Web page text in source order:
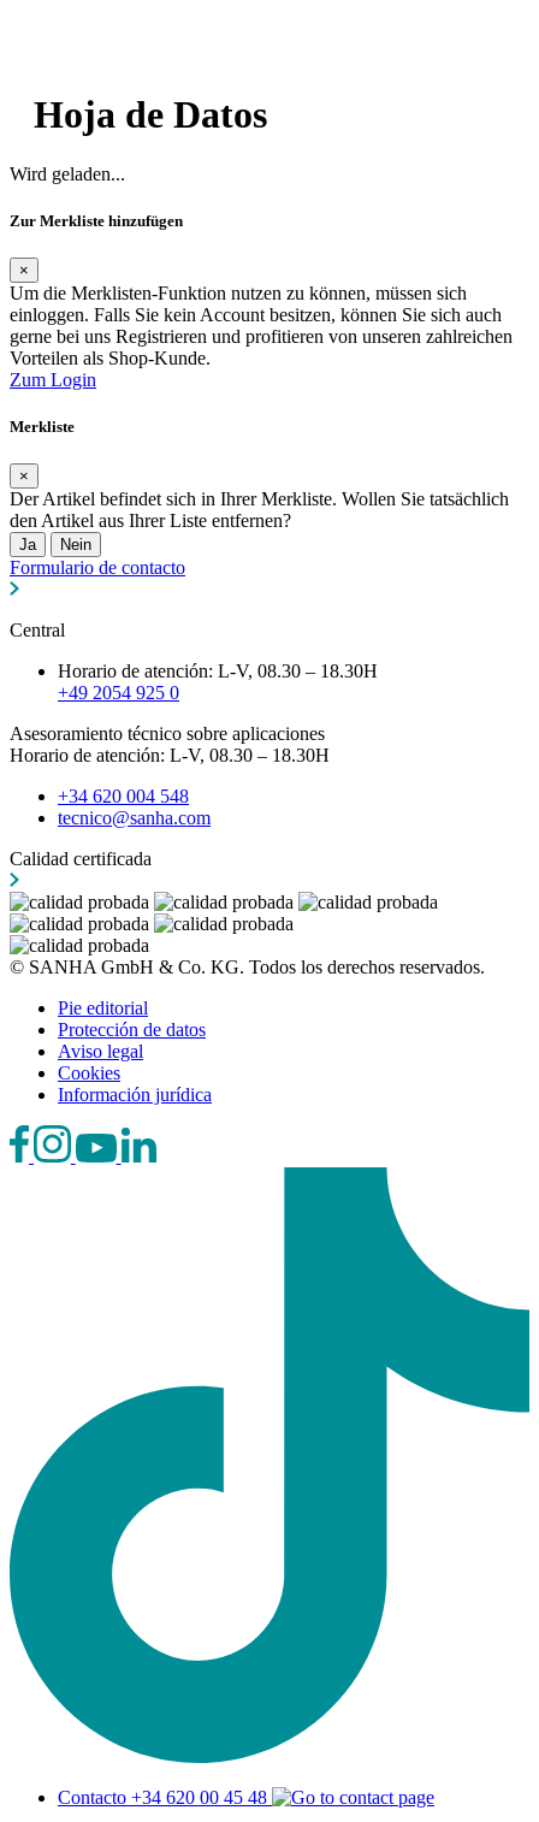
Hoja de Datos
Wird geladen...
Zur Merkliste hinzufügen
×
Um die Merklisten-Funktion nutzen zu können, müssen sich
einloggen. Falls Sie kein Account besitzen, können Sie sich auch
gerne bei uns Registrieren und profitieren von unseren zahlreichen
Vorteilen als Shop-Kunde.
Zum Login
Merkliste
×
Der Artikel befindet sich in Ihrer Merkliste. Wollen Sie tatsächlich
den Artikel aus Ihrer Liste entfernen?
Ja Nein
Formulario de contacto
Central
Horario de atención: L-V, 08.30 – 18.30H
+49 2054 925 0
Asesoramiento técnico sobre aplicaciones
Horario de atención: L-V, 08.30 – 18.30H
+34 620 004 548
tecnico@sanha.com
Calidad certificada
© SANHA GmbH & Co. KG. Todos los derechos reservados.
Pie editorial
Protección de datos
Aviso legal
Cookies
Información jurídica
Contacto +34 620 00 45 48